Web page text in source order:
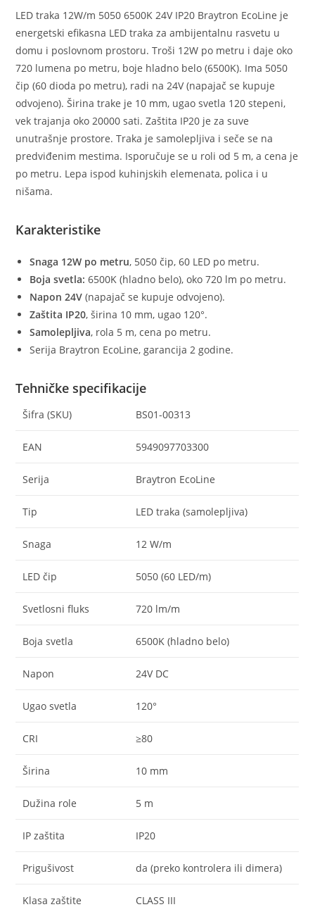
LED traka 12W/m 5050 6500K 24V IP20 Braytron EcoLine je
energetski efikasna LED traka za ambijentalnu rasvetu u
domu i poslovnom prostoru. Troši 12W po metru i daje oko
720 lumena po metru, boje hladno belo (6500K). Ima 5050
čip (60 dioda po metru), radi na 24V (napajač se kupuje
odvojeno). Širina trake je 10 mm, ugao svetla 120 stepeni,
vek trajanja oko 20000 sati. Zaštita IP20 je za suve
unutrašnje prostore. Traka je samolepljiva i seče se na
predviđenim mestima. Isporučuje se u roli od 5 m, a cena je
po metru. Lepa ispod kuhinjskih elemenata, polica i u
nišama.
Karakteristike
Snaga 12W po metru, 5050 čip, 60 LED po metru.
Boja svetla: 6500K (hladno belo), oko 720 lm po metru.
Napon 24V (napajač se kupuje odvojeno).
Zaštita IP20, širina 10 mm, ugao 120°.
Samolepljiva, rola 5 m, cena po metru.
Serija Braytron EcoLine, garancija 2 godine.
Tehničke specifikacije
Šifra (SKU) BS01-00313
EAN 5949097703300
Serija Braytron EcoLine
Tip LED traka (samolepljiva)
Snaga 12 W/m
LED čip 5050 (60 LED/m)
Svetlosni fluks 720 lm/m
Boja svetla 6500K (hladno belo)
Napon 24V DC
Ugao svetla 120°
CRI ≥80
Širina 10 mm
Dužina role 5 m
IP zaštita IP20
Prigušivost da (preko kontrolera ili dimera)
Klasa zaštite CLASS III